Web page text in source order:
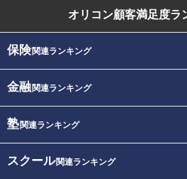
オリコン顧客満足度ラ
保険関連ランキング
金融関連ランキング
塾関連ランキング
スクール関連ランキング